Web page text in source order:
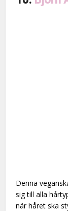
Denna
sig till alla
när håret ska